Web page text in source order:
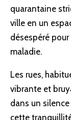
quarantaine
ville en un
désespéré
maladie.
Les rues,
vibrante et
dans un
cette